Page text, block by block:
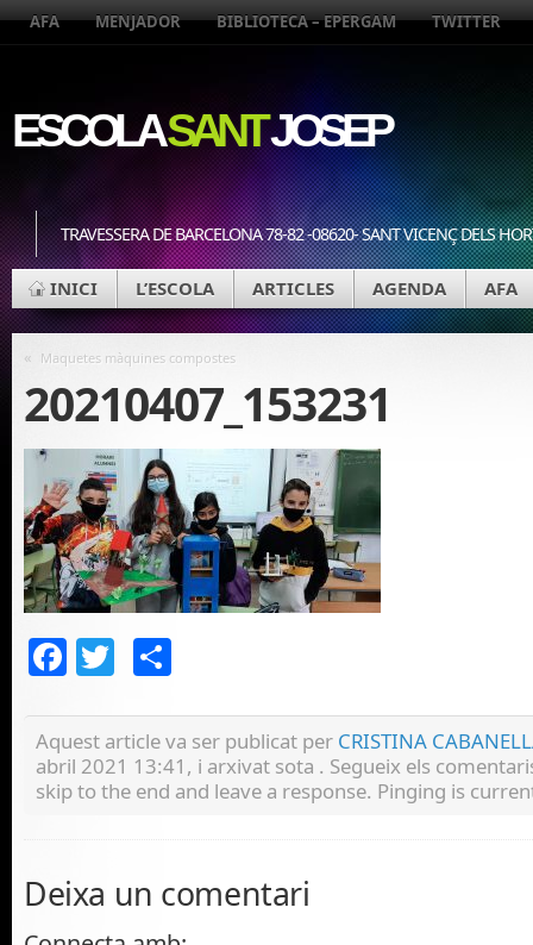
AFA MENJADOR BIBLIOTECA – EPERGAM TWITTER
ESCOLASANTJOSEP
TRAVESSERA DE BARCELONA 78-82 -08620- SANT VICENÇ DELS
INICI L’ESCOLA ARTICLES AGENDA AFA
« Maquetes màquines compostes
20210407_153231
Facebook
Twitter
Aquest article va ser publicat per CRISTINA
abril 2021 13:41, i arxivat sota . Segueix els
skip to the end and leave a response. Pinging is
Deixa un comentari